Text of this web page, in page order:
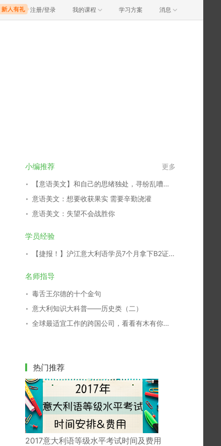
注册/登录 我的课程 学习方案 消息
小编推荐 更多
【意语美文】和自己的思绪独处，寻纷乱嘈杂中的一片净土
意语美文：想要收获果实 需要辛勤浇灌
意语美文：失望不会战胜你
学员经验
【捷报！】沪江意大利语学员7个月拿下B2证书！
名师指导
毒舌王尔德的十个金句
意大利知识大科普——历史类（二）
全球最适宜工作的跨国公司，看看有木有你们家
热门推荐
2017意大利语等级水平考试时间及费用